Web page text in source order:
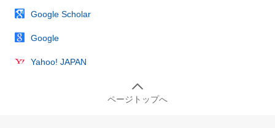
Google Scholar
Google
Yahoo! JAPAN
ページトップへ